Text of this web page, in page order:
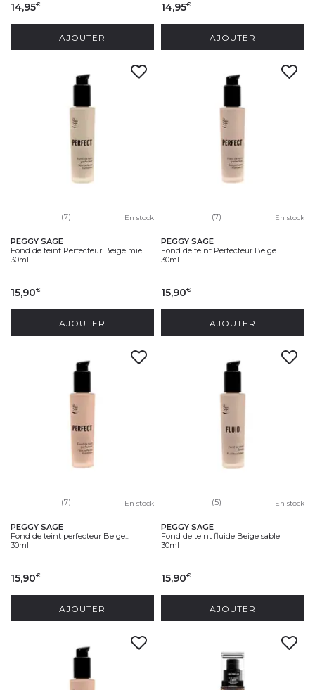
14,95€
AJOUTER
14,95€
AJOUTER
(7) En stock
PEGGY SAGE
Fond de teint Perfecteur Beige miel
30ml
15,90€
AJOUTER
(7) En stock
PEGGY SAGE
Fond de teint Perfecteur Beige...
30ml
15,90€
AJOUTER
(7) En stock
PEGGY SAGE
Fond de teint perfecteur Beige...
30ml
15,90€
AJOUTER
(5) En stock
PEGGY SAGE
Fond de teint fluide Beige sable
30ml
15,90€
AJOUTER